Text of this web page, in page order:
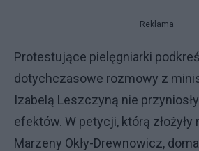
Reklama
Protestujące pielęgniarki
dotychczasowe rozmowy z
Izabelą Leszczyną nie
efektów. W petycji, którą
Marzeny Okły-Drewnowicz,